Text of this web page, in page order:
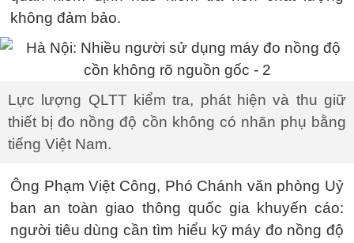
không đảm bảo.
Lực lượng QLTT kiểm tra, phát hiện và thu giữ
thiết bị đo nồng độ cồn không có nhãn phụ bằng
tiếng Việt Nam.
Ông Phạm Việt Công, Phó Chánh văn phòng Uỷ
ban an toàn giao thông quốc gia khuyến cáo:
người tiêu dùng cần tìm hiểu kỹ máy đo nồng độ